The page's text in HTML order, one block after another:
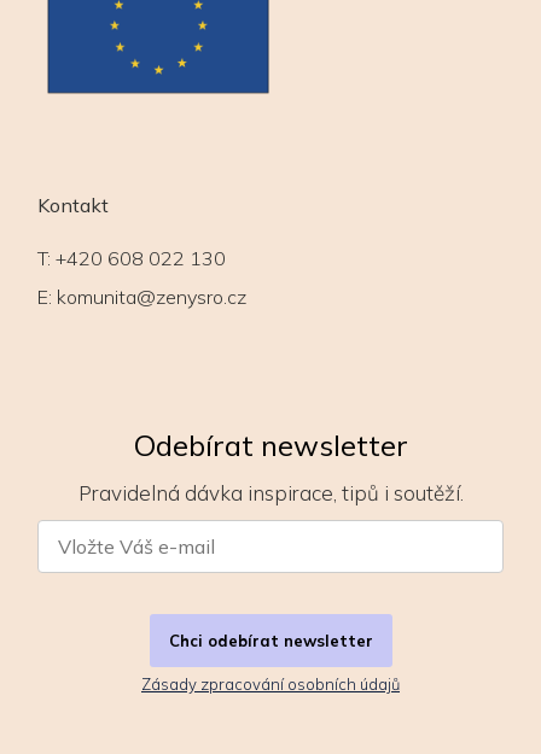
Kontakt
T: +420 608 022 130
E: komunita@zenysro.cz
Odebírat newsletter
Pravidelná dávka inspirace, tipů i soutěží.
Chci odebírat newsletter
Zásady zpracování osobních údajů